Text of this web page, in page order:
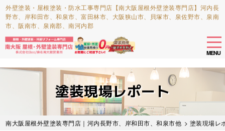
Skip
MENU
外壁塗装・屋根塗装・防水工事専門店【南大阪屋根外壁塗装専門店】河内長
野市、岸和田市、和泉市、富田林市、大阪狭山市、貝塚市、泉佐野市、泉南
市、阪南市、泉南郡、南河内郡
塗装現場レポート
南大阪屋根外壁塗装専門店｜河内長野市、岸和田市、和泉市他 > 塗装現場レ